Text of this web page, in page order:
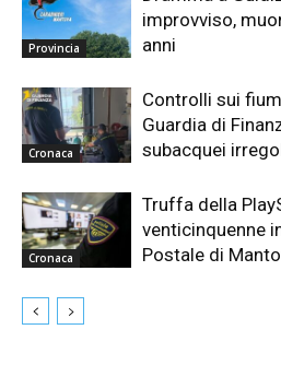
Provincia
improvviso,
anni
Cronaca
Controlli sui
Guardia di
subacquei
Cronaca
Truffa della
venticinquenne
Postale di